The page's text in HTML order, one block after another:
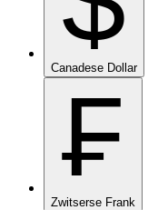
Canadese Dollar
₣
Zwitserse Frank